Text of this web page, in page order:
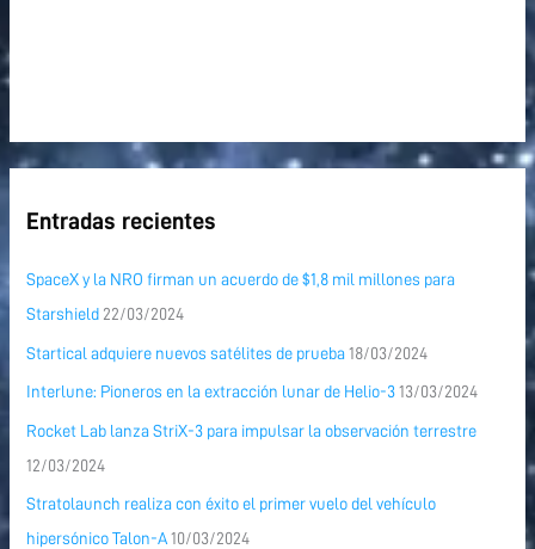
Entradas recientes
SpaceX y la NRO firman un acuerdo de $1,8 mil millones para
Starshield 22/03/2024
Startical adquiere nuevos satélites de prueba 18/03/2024
Interlune: Pioneros en la extracción lunar de Helio-3 13/03/2024
Rocket Lab lanza StriX-3 para impulsar la observación terrestre
12/03/2024
Stratolaunch realiza con éxito el primer vuelo del vehículo
hipersónico Talon-A 10/03/2024